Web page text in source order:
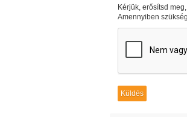
Kérjük, erősítsd
Amennyiben